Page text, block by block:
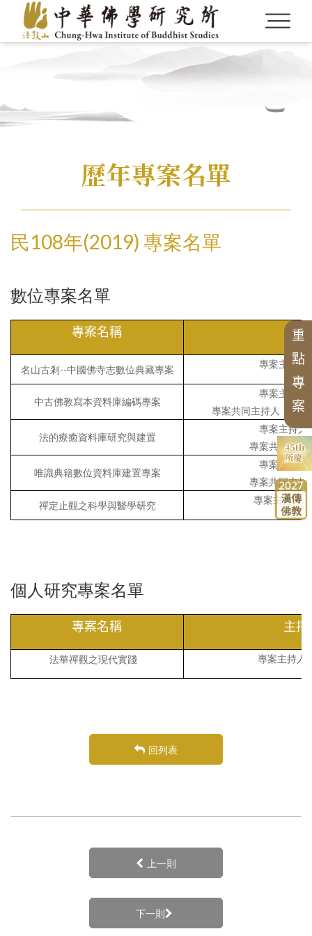
創辦人
現任所長
榮譽所長
學術諮詢委員會
相關法規
相關表單
大事紀
最新消息
最新出版
活動訊息
獲獎訊息
申請訊息
研究員 研究員
CBETA與聖嚴法師
CBETA與中華佛學研究所
數位典藏
個人研究專案成果
出版品
學術期刊
華岡佛學學報
中華佛學學報
漢傳佛教論叢
中華佛學研究所論叢
漢傳佛教譯叢
漢傳佛典英譯
新亞洲佛教史翻譯
禪宗典籍系列叢書
佛教會議論文彙編
週年專刊
二十週年專刊
三十週年專刊
精選翻譯書
中華阿含辭典
歷年會議論文資料
會議
中華國際佛學會議
兩岸交流活動與研討會
漢傳佛教的跨文化交流國際研討會
聖嚴思想國際研討會
漢傳佛教青年學者論壇
近現代漢傳佛教論壇
短期學者交流
學者學術專題講座
工作坊
北海潮音暨大乘佛法社會學論壇
研討會
講座
論文獎助
英文碩博論獎助
畢業生論著
校友介紹
漢藏佛教文化交流翻譯研究班
English
歷年專案名單
民108年(2019) 專案名單
數位專案名單
專案名稱 主持
名山古剎--中國佛寺志數位典藏專案 專案主持人
中古佛教寫本資料庫編碼專案
專案主持人
專案共同主持人：安
法的療癒資料庫研究與建置
專案主持人
專案共同主持
唯識典籍數位資料庫建置專案
專案主持人
專案共同主持
禪定止觀之科學與醫學研究
專案主持人
個人研究專案名單
專案名稱 主持
法華禪觀之現代實踐 專案主持人
回列表
上一則
下一則
重
點
專
案